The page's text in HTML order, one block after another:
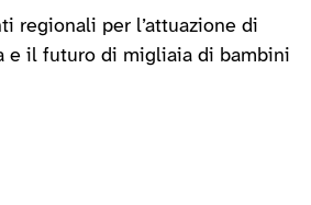
regionali per l’attuazione di
e il futuro di migliaia di bambini